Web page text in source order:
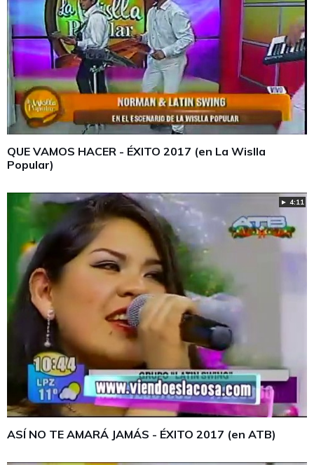
QUE VAMOS HACER - ÉXITO 2017 (en La Wislla
Popular)
► 4:11
ASÍ NO TE AMARÁ JAMÁS - ÉXITO 2017 (en ATB)